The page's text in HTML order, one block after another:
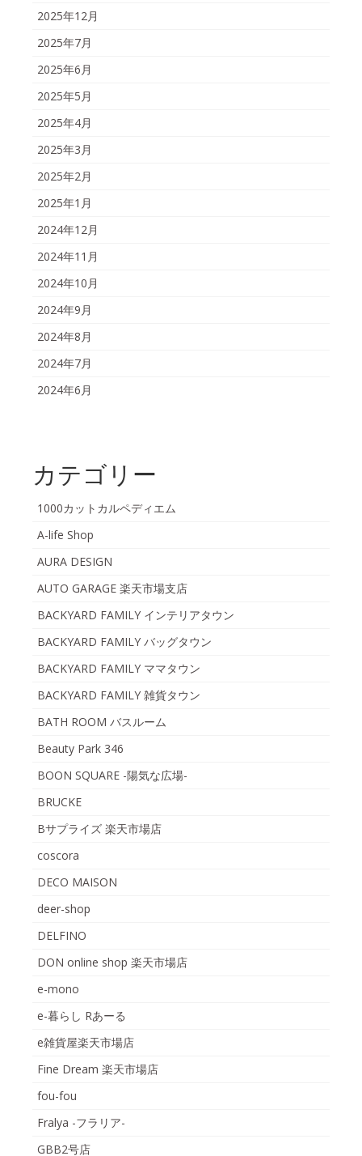
2025年12月
2025年7月
2025年6月
2025年5月
2025年4月
2025年3月
2025年2月
2025年1月
2024年12月
2024年11月
2024年10月
2024年9月
2024年8月
2024年7月
2024年6月
カテゴリー
1000カットカルペディエム
A-life Shop
AURA DESIGN
AUTO GARAGE 楽天市場支店
BACKYARD FAMILY インテリアタウン
BACKYARD FAMILY バッグタウン
BACKYARD FAMILY ママタウン
BACKYARD FAMILY 雑貨タウン
BATH ROOM バスルーム
Beauty Park 346
BOON SQUARE -陽気な広場-
BRUCKE
Bサプライズ 楽天市場店
coscora
DECO MAISON
deer-shop
DELFINO
DON online shop 楽天市場店
e-mono
e-暮らし Rあーる
e雑貨屋楽天市場店
Fine Dream 楽天市場店
fou-fou
Fralya -フラリア-
GBB2号店